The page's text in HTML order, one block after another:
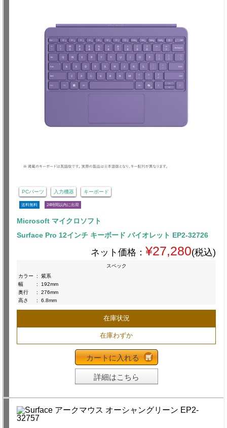
PCパーツ 入力機器 キーボード
送料無料 24時間以内に出荷
Microsoft マイクロソフト
Surface Pro 12インチ キーボード バイオレット EP2-32726
ネット価格： ¥27,280(税込)
スペック
カラー
:
紫系
幅
:
192mm
奥行
:
276mm
高さ
: 6.8mm
在庫状況
在庫わずか
カートに入れる
詳細はこちら